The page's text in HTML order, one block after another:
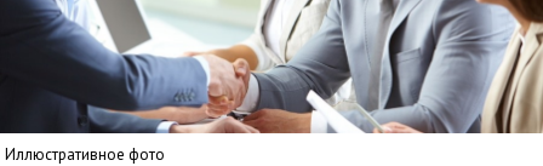
Иллюстративное фото